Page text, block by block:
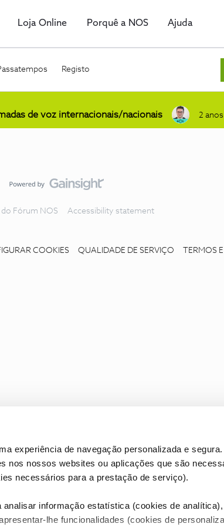
experiência de navegação personalizada e segura.
nos nossos websites ou aplicações que são
necessários para a prestação de serviço).
informação estatística (cookies de analítica),
lhe funcionalidades (cookies de
Loja Online Porquê a NOS Ajuda
Registo
de voz internacionais/nacionais 2
Fórum NOS Accessibility statement
COOKIES QUALIDADE DE SERVIÇO TERMOS